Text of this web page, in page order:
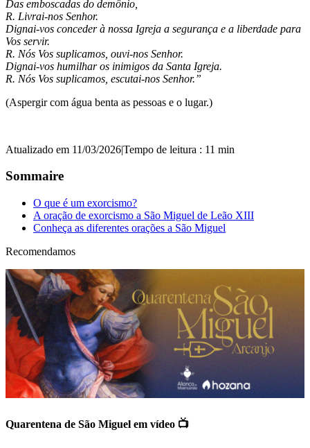
Das emboscadas do demônio,
R. Livrai-nos Senhor.
Dignai-vos conceder à nossa Igreja a segurança e a liberdade para
Vos servir.
R. Nós Vos suplicamos, ouvi-nos Senhor.
Dignai-vos humilhar os inimigos da Santa Igreja.
R. Nós Vos suplicamos, escutai-nos Senhor.”
(Aspergir com água benta as pessoas e o lugar.)
Atualizado em 11/03/2026|Tempo de leitura : 11 min
Sommaire
O que é um exorcismo?
A oração de exorcismo a São Miguel de Leão XIII
Conheça as diferentes orações a São Miguel
Recomendamos
Quarentena de São Miguel em vídeo 📺